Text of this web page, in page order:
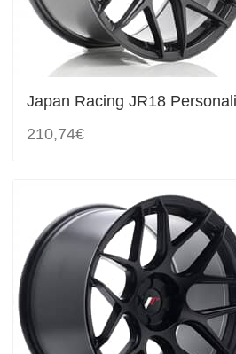
Japan Racing JR18
210,74€